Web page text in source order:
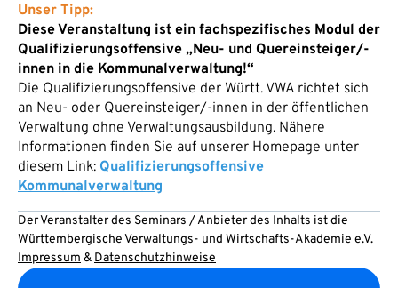
Unser Tipp:
Diese Veranstaltung ist ein fachspezifisches Modul der
Qualifizierungsoffensive „Neu- und Quereinsteiger/-
innen in die Kommunalverwaltung!“
Die Qualifizierungsoffensive der Württ. VWA richtet sich
an Neu- oder Quereinsteiger/-innen in der öffentlichen
Verwaltung ohne Verwaltungsausbildung. Nähere
Informationen finden Sie auf unserer Homepage unter
diesem Link: Qualifizierungsoffensive
Kommunalverwaltung
Der Veranstalter des Seminars / Anbieter des Inhalts ist die
Württembergische Verwaltungs- und Wirtschafts-Akademie e.V.
Impressum & Datenschutzhinweise